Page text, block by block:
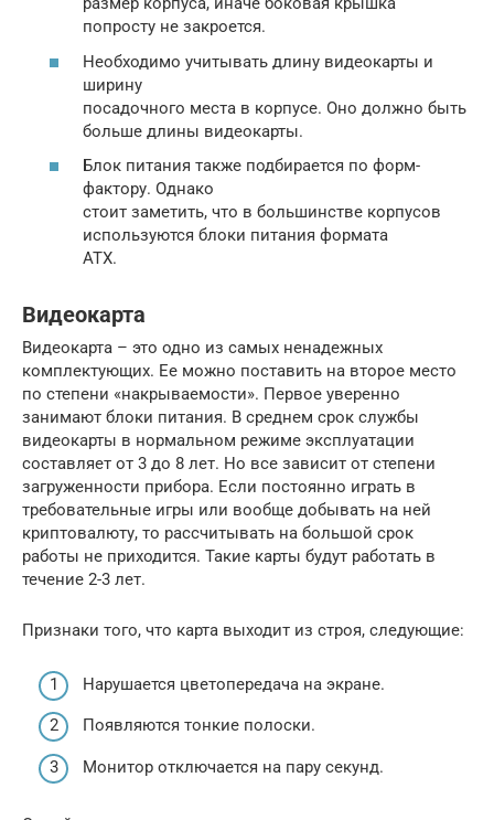
попросту не закроется.
Необходимо учитывать длину видеокарты и
ширину
посадочного места в корпусе. Оно должно быть
больше длины видеокарты.
Блок питания также подбирается по форм-
фактору. Однако
стоит заметить, что в большинстве корпусов
используются блоки питания формата
АТХ.
Видеокарта
Видеокарта – это одно из самых ненадежных
комплектующих. Ее можно поставить на второе место
по степени «накрываемости». Первое уверенно
занимают блоки питания. В среднем срок службы
видеокарты в нормальном режиме эксплуатации
составляет от 3 до 8 лет. Но все зависит от степени
загруженности прибора. Если постоянно играть в
требовательные игры или вообще добывать на ней
криптовалюту, то рассчитывать на большой срок
работы не приходится. Такие карты будут работать в
течение 2-3 лет.
Признаки того, что карта выходит из строя, следующие:
Нарушается цветопередача на экране.
Появляются тонкие полоски.
Монитор отключается на пару секунд.